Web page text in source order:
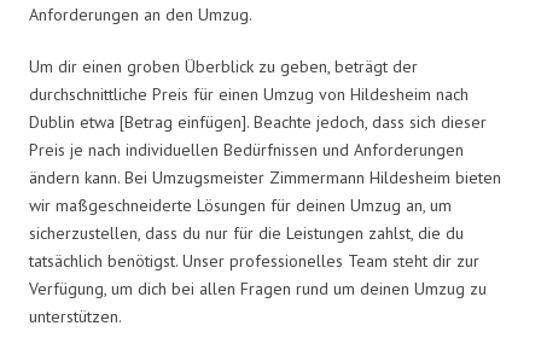
Anforderungen an den Umzug.
Um dir einen groben Überblick zu geben, beträgt der
durchschnittliche Preis für einen Umzug von Hildesheim nach
Dublin etwa [Betrag einfügen]. Beachte jedoch, dass sich dieser
Preis je nach individuellen Bedürfnissen und Anforderungen
ändern kann. Bei Umzugsmeister Zimmermann Hildesheim bieten
wir maßgeschneiderte Lösungen für deinen Umzug an, um
sicherzustellen, dass du nur für die Leistungen zahlst, die du
tatsächlich benötigst. Unser professionelles Team steht dir zur
Verfügung, um dich bei allen Fragen rund um deinen Umzug zu
unterstützen.